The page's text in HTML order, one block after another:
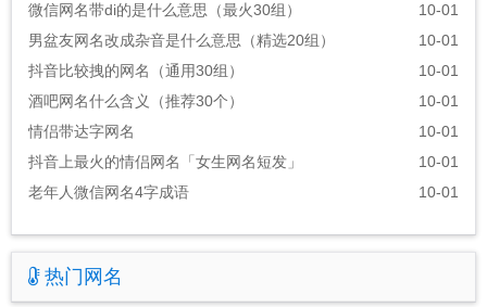
微信网名带di的是什么意思（最火30组）
10-01
男盆友网名改成杂音是什么意思（精选20组）
10-01
抖音比较拽的网名（通用30组）
10-01
酒吧网名什么含义（推荐30个）
10-01
情侣带达字网名
10-01
抖音上最火的情侣网名「女生网名短发」
10-01
老年人微信网名4字成语
10-01
热门网名